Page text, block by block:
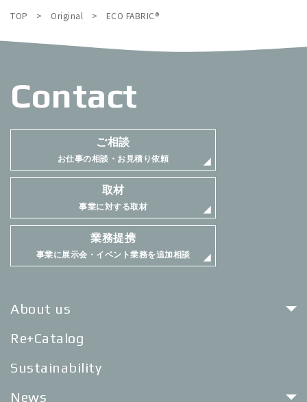
TOP > Original > ECO FABRIC®︎
Contact
ご相談
お仕事の相談・お見積り依頼
取材
事業に対する取材
業務提携
事業に展示会・イベント業務を追加相談
About us
Re+Catalog
Sustainability
News